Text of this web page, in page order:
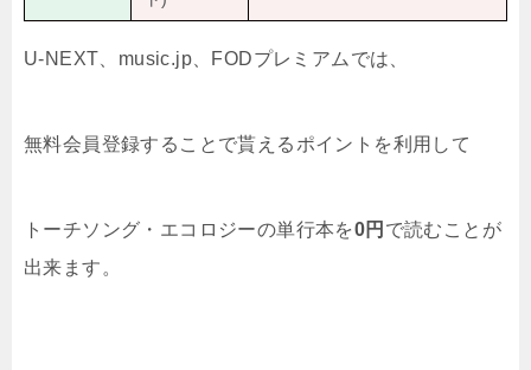
U-NEXT、music.jp、FODプレミアムでは、
無料会員登録することで貰えるポイントを利用して
トーチソング・エコロジーの単行本を0円 で読むことが
出来ます。